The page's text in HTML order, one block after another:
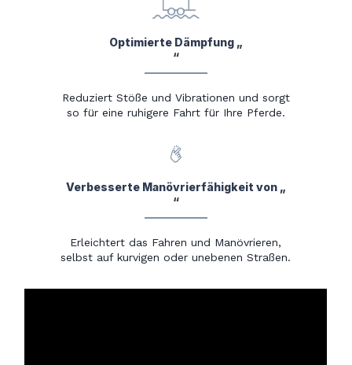
Optimierte Dämpfung „
“
Reduziert Stöße und Vibrationen und sorgt
so für eine ruhigere Fahrt für Ihre Pferde.
Verbesserte Manövrierfähigkeit von „
“
Erleichtert das Fahren und Manövrieren,
selbst auf kurvigen oder unebenen Straßen.